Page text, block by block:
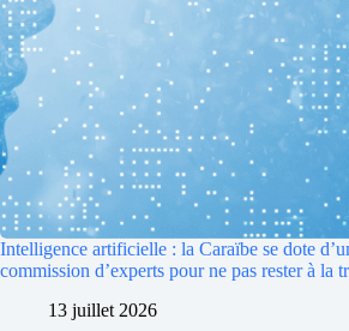
Intelligence artificielle : la Caraïbe se dote
commission d’experts pour ne pas rester à la
13 juillet 2026